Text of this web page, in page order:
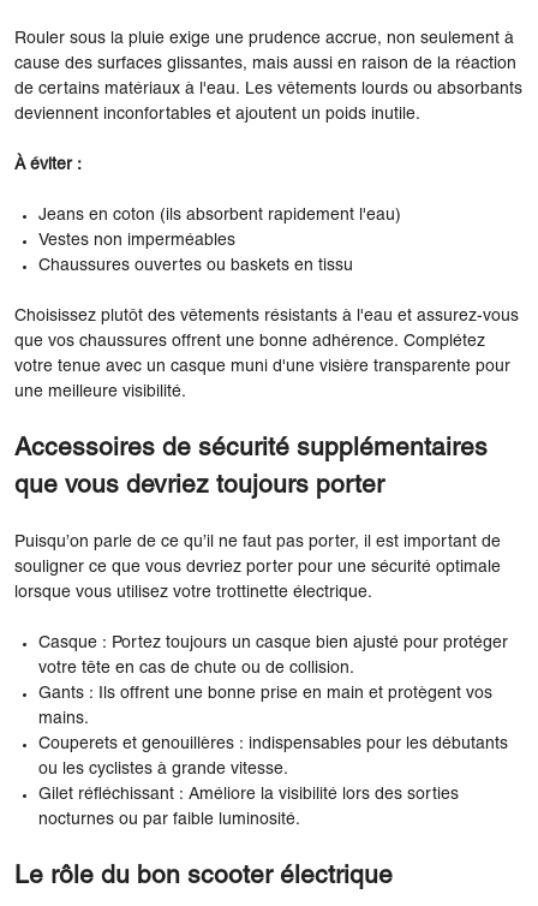
Rouler sous la pluie exige une prudence accrue, non seulement à
cause des surfaces glissantes, mais aussi en raison de la réaction
de certains matériaux à l'eau. Les vêtements lourds ou absorbants
deviennent inconfortables et ajoutent un poids inutile.
À éviter :
Jeans en coton (ils absorbent rapidement l'eau)
Vestes non imperméables
Chaussures ouvertes ou baskets en tissu
Choisissez plutôt des vêtements résistants à l'eau et assurez-vous
que vos chaussures offrent une bonne adhérence. Complétez
votre tenue avec un casque muni d'une visière transparente pour
une meilleure visibilité.
Accessoires de sécurité supplémentaires
que vous devriez toujours porter
Puisqu’on parle de ce qu’il ne faut pas porter, il est important de
souligner ce que vous devriez porter pour une sécurité optimale
lorsque vous utilisez votre trottinette électrique.
Casque : Portez toujours un casque bien ajusté pour protéger
votre tête en cas de chute ou de collision.
Gants : Ils offrent une bonne prise en main et protègent vos
mains.
Couperets et genouillères : indispensables pour les débutants
ou les cyclistes à grande vitesse.
Gilet réfléchissant : Améliore la visibilité lors des sorties
nocturnes ou par faible luminosité.
Le rôle du bon scooter électrique